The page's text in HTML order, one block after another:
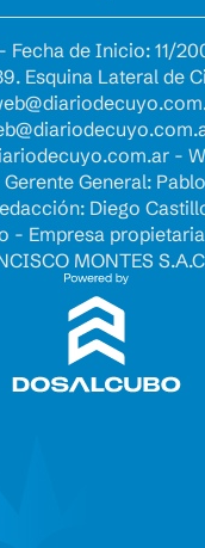
Fecha de Inicio: 11/
Esquina Lateral de
-
General:
Diego
- Empresa
MONTES